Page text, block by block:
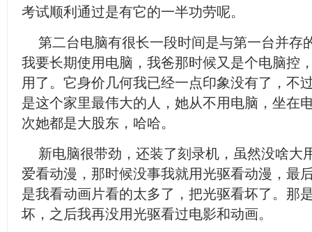
考试顺利通过是有它的一半功劳呢。
第二台电脑有很长一段时间是与第一台并存
我要长期使用电脑，我爸那时候又是个电脑控
用了。它身价几何我已经一点印象没有了，不
是这个家里最伟大的人，她从不用电脑，坐在
次她都是大股东，哈哈。
新电脑很带劲，还装了刻录机，虽然没啥大
爱看动漫，那时候没事我就用光驱看动漫，最
是我看动画片看的太多了，把光驱看坏了。那
坏，之后我再没用光驱看过电影和动画。